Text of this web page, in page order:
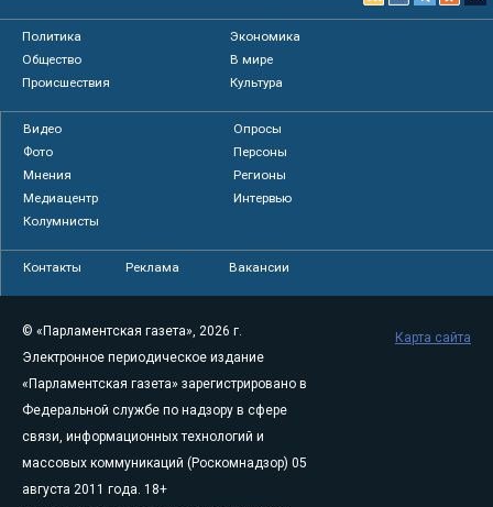
Политика
Экономика
Общество
В мире
Происшествия
Культура
Видео
Опросы
Фото
Персоны
Мнения
Регионы
Медиацентр
Интервью
Колумнисты
Контакты Реклама Вакансии
© «Парламентская газета», 2026 г.
Электронное периодическое издание
«Парламентская газета» зарегистрировано в
Федеральной службе по надзору в сфере
связи, информационных технологий и
массовых коммуникаций (Роскомнадзор) 05
августа 2011 года. 18+
Карта сайта